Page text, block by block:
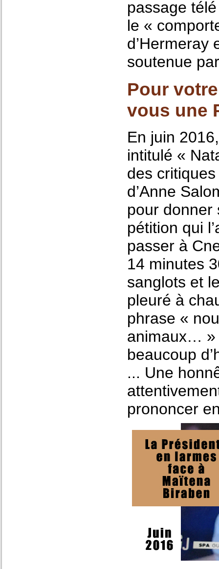
passage
le «
d’Hermeray
soutenue
Pour
vous une
En juin
intitulé «
des
d’Anne
pour donner
pétition qui
passer à
14 minutes
sanglots et
pleuré à
phrase «
animaux… »
beaucoup
... Une
prononcer